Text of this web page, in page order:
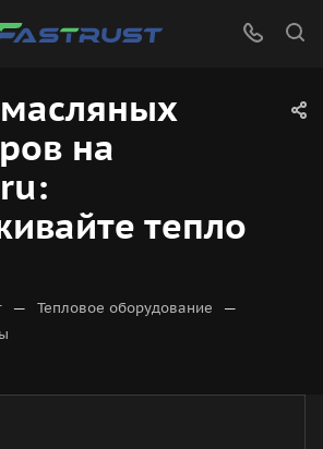
на
тепло
— Тепловое оборудование —